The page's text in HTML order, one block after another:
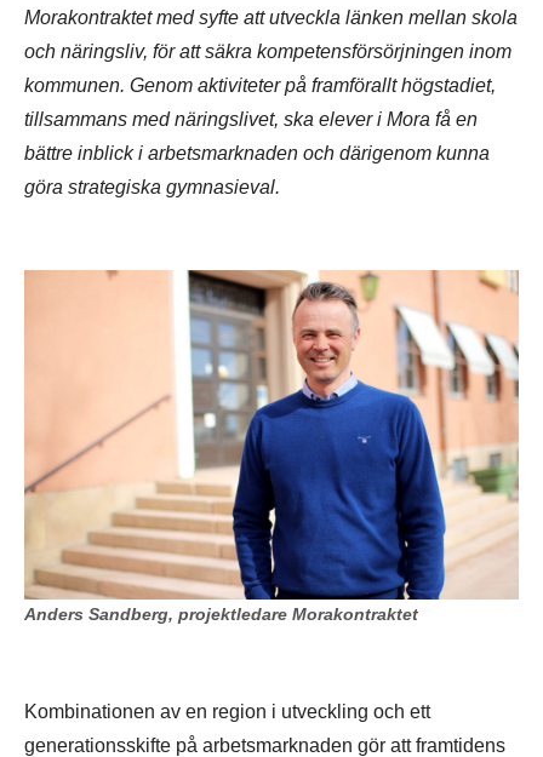
Morakontraktet med syfte att utveckla länken mellan skola
och näringsliv, för att säkra kompetensförsörjningen inom
kommunen. Genom aktiviteter på framförallt högstadiet,
tillsammans med näringslivet, ska elever i Mora få en
bättre inblick i arbetsmarknaden och därigenom kunna
göra strategiska gymnasieval.
Anders Sandberg, projektledare Morakontraktet
Kombinationen av en region i utveckling och ett
generationsskifte på arbetsmarknaden gör att framtidens